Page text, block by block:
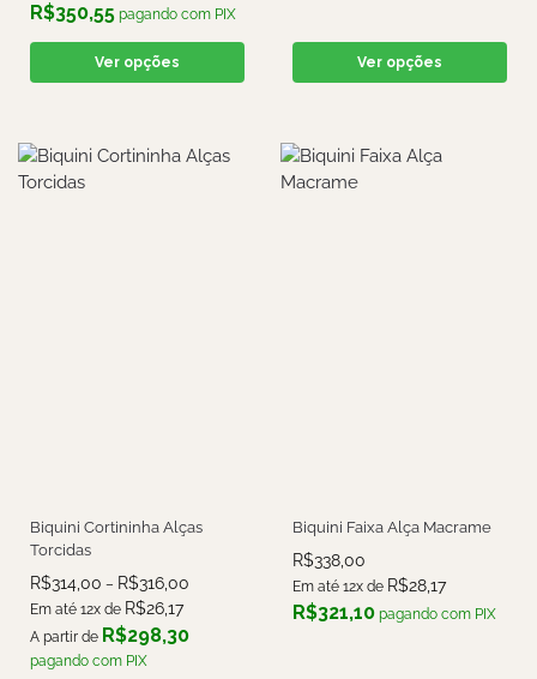
R$350,55 pagando com PIX
Ver opções Ver opções
Biquini Cortininha Alças
Torcidas
R$314,00 – R$316,00
Em até 12x de R$26,17
A partir de R$298,30
pagando com PIX
Biquini Faixa Alça Macrame
R$338,00
Em até 12x de R$28,17
R$321,10 pagando com PIX